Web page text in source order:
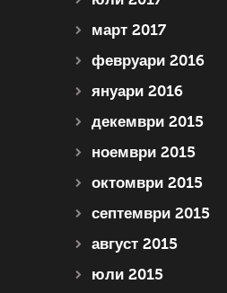
март 2017
февруари 2016
януари 2016
декември 2015
ноември 2015
октомври 2015
септември 2015
август 2015
юли 2015